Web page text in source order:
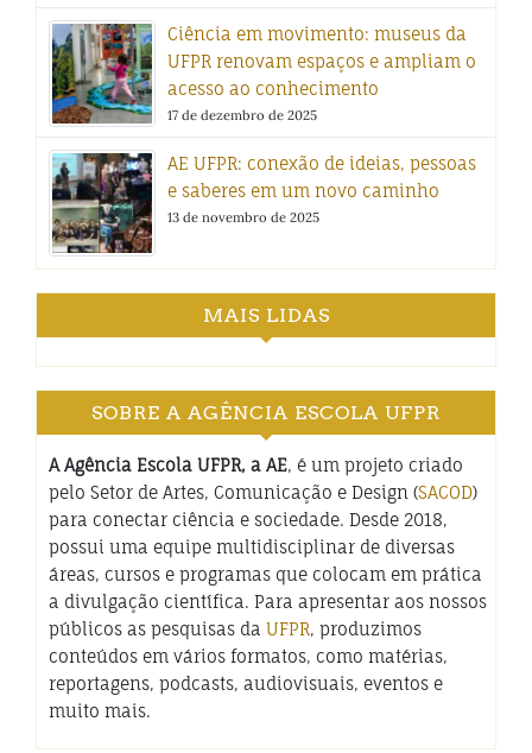
Ciência em movimento: museus da
UFPR renovam espaços e ampliam o
acesso ao conhecimento
17 de dezembro de 2025
AE UFPR: conexão de ideias, pessoas
e saberes em um novo caminho
13 de novembro de 2025
MAIS LIDAS
SOBRE A AGÊNCIA ESCOLA UFPR
A Agência Escola UFPR, a AE, é um projeto criado
pelo Setor de Artes, Comunicação e Design (SACOD)
para conectar ciência e sociedade. Desde 2018,
possui uma equipe multidisciplinar de diversas
áreas, cursos e programas que colocam em prática
a divulgação científica. Para apresentar aos nossos
públicos as pesquisas da UFPR, produzimos
conteúdos em vários formatos, como matérias,
reportagens, podcasts, audiovisuais, eventos e
muito mais.